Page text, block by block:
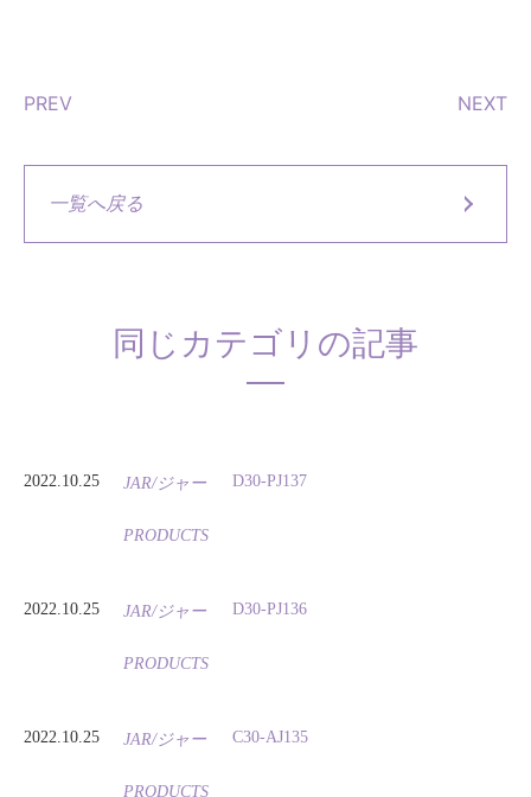
PREV NEXT
一覧へ戻る
同じカテゴリの記事
2022.10.25 JAR/ジャー
PRODUCTS
D30-PJ137
2022.10.25 JAR/ジャー
PRODUCTS
D30-PJ136
2022.10.25 JAR/ジャー
PRODUCTS
C30-AJ135